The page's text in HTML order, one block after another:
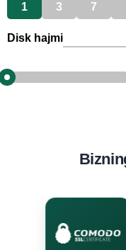
1 3 7
Disk hajmi